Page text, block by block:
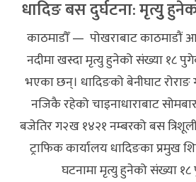
धादिङ बस दुर्घटना: मृत्युु
काठमाडौँ — पोखराबाट काठमाडौं
नदीमा खस्दा मृत्यु हुनेको संख्या १८
भएका छन्। धादिङको बेनीघाट रोराङ
नजिकै रहेको चाइनाधाराबाट
बजेतिर ग२ख १४२१ नम्बरको बस
ट्राफिक कार्यालय धादिङका प्रमुख
घटनामा मृत्यु हुनेको संख्या